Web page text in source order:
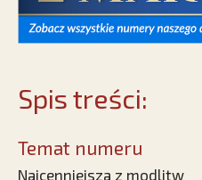
Spis treści:
Temat numeru
Najcenniejsza z modlitw